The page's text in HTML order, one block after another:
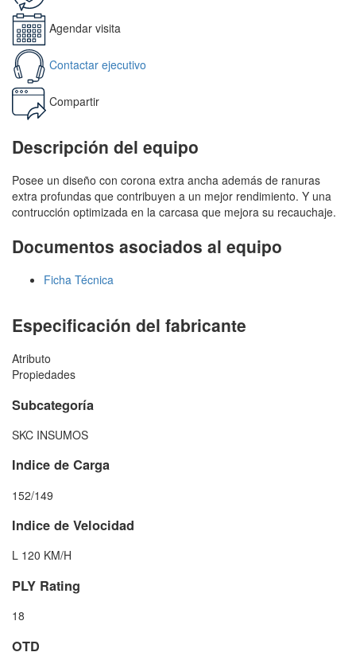
Agendar visita
Contactar ejecutivo
Compartir
Descripción del equipo
Posee un diseño con corona extra ancha además de ranuras
extra profundas que contribuyen a un mejor rendimiento. Y una
contrucción optimizada en la carcasa que mejora su recauchaje.
Documentos asociados al equipo
Ficha Técnica
Especificación del fabricante
Atributo
Propiedades
Subcategoría
SKC INSUMOS
Indice de Carga
152/149
Indice de Velocidad
L 120 KM/H
PLY Rating
18
OTD